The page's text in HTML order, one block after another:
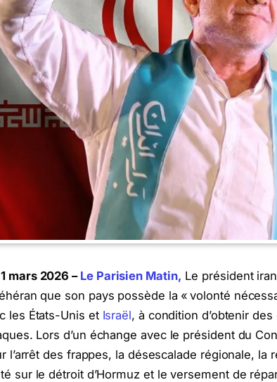
mars 2026 – Le Parisien Matin, Le président
que son pays possède la « volonté
les États-Unis et Israël, à condition d’obtenir
Lors d’un échange avec le président du
l’arrêt des frappes, la désescalade régionale, la
sur le détroit d’Hormuz et le versement de